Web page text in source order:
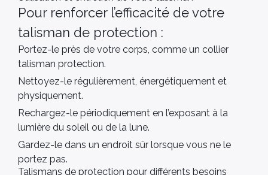
Pour renforcer l’efficacité de votre
talisman de protection :
Portez-le près de votre corps, comme un collier
talisman protection.
Nettoyez-le régulièrement, énergétiquement et
physiquement.
Rechargez-le périodiquement en l’exposant à la
lumière du soleil ou de la lune.
Gardez-le dans un endroit sûr lorsque vous ne le
portez pas.
Talismans de protection pour différents besoins